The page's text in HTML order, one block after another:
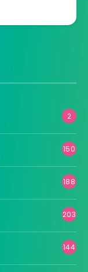
2
150
188
203
144